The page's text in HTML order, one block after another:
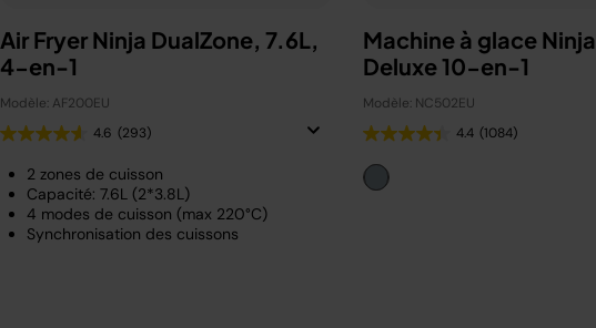
Air Fryer Ninja DualZone, 7.6L,
4-en-1
Modèle: AF200EU
4.6 (293)
2 zones de cuisson
Capacité: 7.6L (2*3.8L)
4 modes de cuisson (max 220°C)
Synchronisation des cuissons
Machine à glace
Deluxe 10-en-1
Modèle: NC502EU
4.4 (1084)